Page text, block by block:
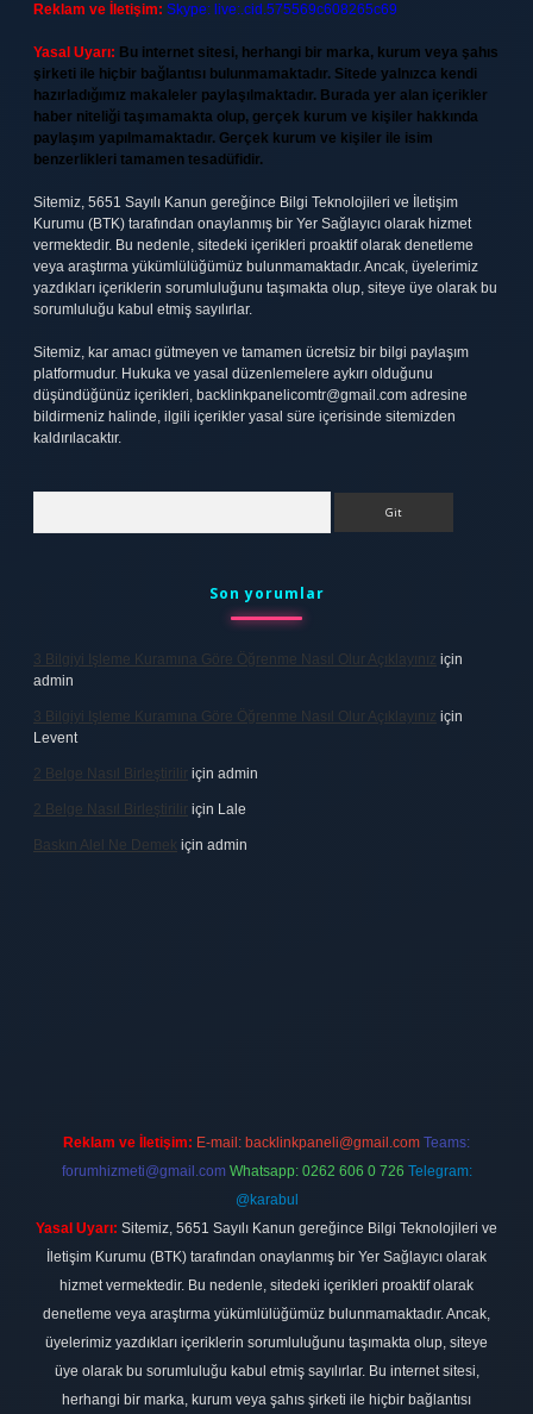
Reklam ve İletişim: Skype: live:.cid.575569c608265c69
Yasal Uyarı: Bu internet sitesi, herhangi bir marka, kurum veya şahıs
şirketi ile hiçbir bağlantısı bulunmamaktadır. Sitede yalnızca kendi
hazırladığımız makaleler paylaşılmaktadır. Burada yer alan içerikler
haber niteliği taşımamakta olup, gerçek kurum ve kişiler hakkında
paylaşım yapılmamaktadır. Gerçek kurum ve kişiler ile isim
benzerlikleri tamamen tesadüfidir.
Sitemiz, 5651 Sayılı Kanun gereğince Bilgi Teknolojileri ve İletişim
Kurumu (BTK) tarafından onaylanmış bir Yer Sağlayıcı olarak hizmet
vermektedir. Bu nedenle, sitedeki içerikleri proaktif olarak denetleme
veya araştırma yükümlülüğümüz bulunmamaktadır. Ancak, üyelerimiz
yazdıkları içeriklerin sorumluluğunu taşımakta olup, siteye üye olarak bu
sorumluluğu kabul etmiş sayılırlar.
Sitemiz, kar amacı gütmeyen ve tamamen ücretsiz bir bilgi paylaşım
platformudur. Hukuka ve yasal düzenlemelere aykırı olduğunu
düşündüğünüz içerikleri, backlinkpanelicomtr@gmail.com adresine
bildirmeniz halinde, ilgili içerikler yasal süre içerisinde sitemizden
kaldırılacaktır.
Son yorumlar
3 Bilgiyi Işleme Kuramına Göre Öğrenme Nasıl Olur Açıklayınız için
admin
3 Bilgiyi Işleme Kuramına Göre Öğrenme Nasıl Olur Açıklayınız için
Levent
2 Belge Nasıl Birleştirilir için admin
2 Belge Nasıl Birleştirilir için Lale
Baskın Alel Ne Demek için admin
Reklam ve İletişim: E-mail: backlinkpaneli@gmail.com Teams:
forumhizmeti@gmail.com Whatsapp: 0262 606 0 726 Telegram:
@karabul
Yasal Uyarı: Sitemiz, 5651 Sayılı Kanun gereğince Bilgi Teknolojileri ve
İletişim Kurumu (BTK) tarafından onaylanmış bir Yer Sağlayıcı olarak
hizmet vermektedir. Bu nedenle, sitedeki içerikleri proaktif olarak
denetleme veya araştırma yükümlülüğümüz bulunmamaktadır. Ancak,
üyelerimiz yazdıkları içeriklerin sorumluluğunu taşımakta olup, siteye
üye olarak bu sorumluluğu kabul etmiş sayılırlar. Bu internet sitesi,
herhangi bir marka, kurum veya şahıs şirketi ile hiçbir bağlantısı